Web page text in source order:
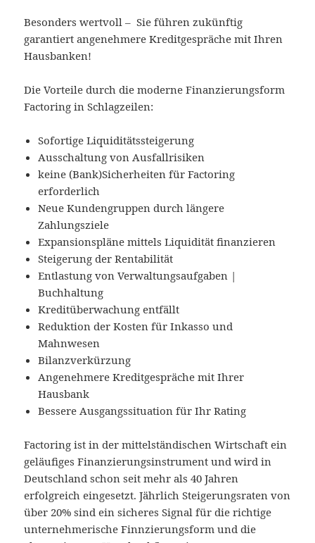
Besonders wertvoll – Sie führen zukünftig
garantiert angenehmere Kreditgespräche mit Ihren
Hausbanken!
Die Vorteile durch die moderne Finanzierungsform
Factoring in Schlagzeilen:
Sofortige Liquiditätssteigerung
Ausschaltung von Ausfallrisiken
keine (Bank)Sicherheiten für Factoring
erforderlich
Neue Kundengruppen durch längere
Zahlungsziele
Expansionspläne mittels Liquidität finanzieren
Steigerung der Rentabilität
Entlastung von Verwaltungsaufgaben |
Buchhaltung
Kreditüberwachung entfällt
Reduktion der Kosten für Inkasso und
Mahnwesen
Bilanzverkürzung
Angenehmere Kreditgespräche mit Ihrer
Hausbank
Bessere Ausgangssituation für Ihr Rating
Factoring ist in der mittelständischen Wirtschaft ein
geläufiges Finanzierungsinstrument und wird in
Deutschland schon seit mehr als 40 Jahren
erfolgreich eingesetzt. Jährlich Steigerungsraten von
über 20% sind ein sicheres Signal für die richtige
unternehmerische Finnzierungsform und die